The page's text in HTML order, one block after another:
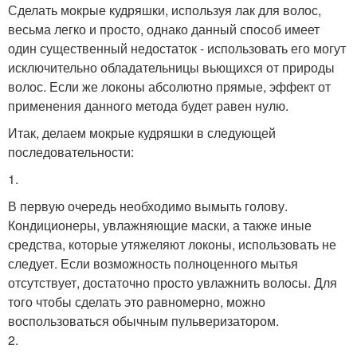
Сделать мокрые кудряшки, используя лак для волос,
весьма легко и просто, однако данный способ имеет
один существенный недостаток - использовать его могут
исключительно обладательницы вьющихся от природы
волос. Если же локоны абсолютно прямые, эффект от
применения данного метода будет равен нулю.
Итак, делаем мокрые кудряшки в следующей
последовательности:
1.
В первую очередь необходимо вымыть голову.
Кондиционеры, увлажняющие маски, а также иные
средства, которые утяжеляют локоны, использовать не
следует. Если возможность полноценного мытья
отсутствует, достаточно просто увлажнить волосы. Для
того чтобы сделать это равномерно, можно
воспользоваться обычным пульверизатором.
2.